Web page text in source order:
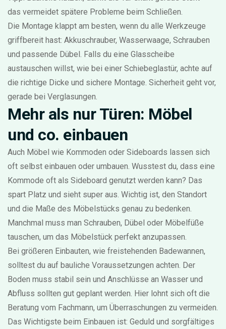
das vermeidet spätere Probleme beim Schließen.
Die Montage klappt am besten, wenn du alle Werkzeuge
griffbereit hast: Akkuschrauber, Wasserwaage, Schrauben
und passende Dübel. Falls du eine Glasscheibe
austauschen willst, wie bei einer Schiebeglastür, achte auf
die richtige Dicke und sichere Montage. Sicherheit geht vor,
gerade bei Verglasungen.
Mehr als nur Türen: Möbel
und co. einbauen
Auch Möbel wie Kommoden oder Sideboards lassen sich
oft selbst einbauen oder umbauen. Wusstest du, dass eine
Kommode oft als Sideboard genutzt werden kann? Das
spart Platz und sieht super aus. Wichtig ist, den Standort
und die Maße des Möbelstücks genau zu bedenken.
Manchmal muss man Schrauben, Dübel oder Möbelfüße
tauschen, um das Möbelstück perfekt anzupassen.
Bei größeren Einbauten, wie freistehenden Badewannen,
solltest du auf bauliche Voraussetzungen achten. Der
Boden muss stabil sein und Anschlüsse an Wasser und
Abfluss sollten gut geplant werden. Hier lohnt sich oft die
Beratung vom Fachmann, um Überraschungen zu vermeiden.
Das Wichtigste beim Einbauen ist: Geduld und sorgfältiges